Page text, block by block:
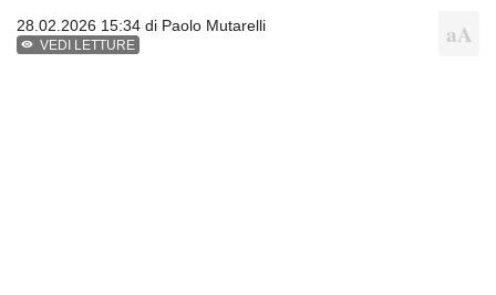
28.02.2026 15:34 di Paolo Mutarelli
VEDI LETTURE